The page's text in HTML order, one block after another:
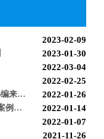
2023-02-09
2023-01-30
2022-03-04
2022-02-25
2022-01-26
2022-01-14
2022-01-07
2021-11-26